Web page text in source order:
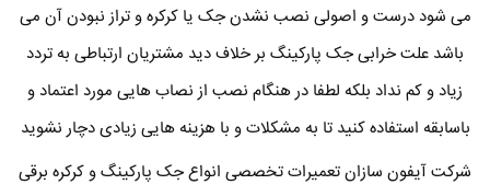
می شود درست و اصولی نصب نشدن جک یا کرکره و تراز نبودن آن می
باشد علت خرابی جک پارکینگ بر خلاف دید مشتریان ارتباطی به تردد
زیاد و کم نداد بلکه لطفا در هنگام نصب از نصاب هایی مورد اعتماد و
باسابقه استفاده کنید تا به مشکلات و با هزینه هایی زیادی دچار نشوید
شرکت آیفون سازان تعمیرات تخصصی انواع جک پارکینگ و کرکره برقی